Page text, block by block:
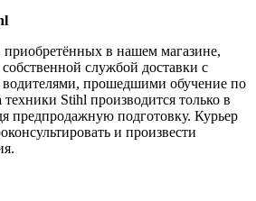
приобретённых в нашем магазине,
собственной службой доставки с
прошедшими обучение по
Stihl производится только в
предпродажную подготовку. Курьер
и произвести